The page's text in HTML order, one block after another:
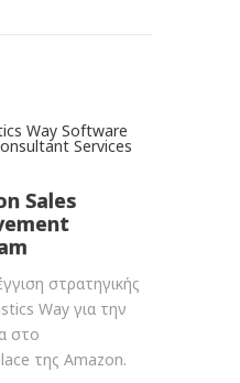
Sales
στρατηγικής
Way για την
στο
της Amazon.